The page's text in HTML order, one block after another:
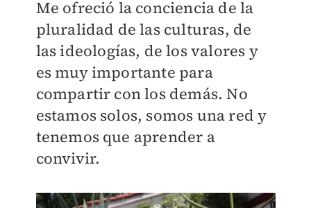
Me ofreció la conciencia de la
pluralidad de las culturas, de
las ideologías, de los valores y
es muy importante para
compartir con los demás. No
estamos solos, somos una red y
tenemos que aprender a
convivir.